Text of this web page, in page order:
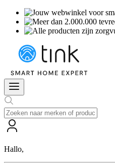
Hallo,